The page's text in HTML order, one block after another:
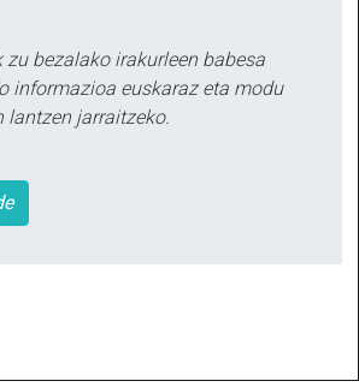
zu bezalako irakurleen babesa
informazioa euskaraz eta modu
lantzen jarraitzeko.